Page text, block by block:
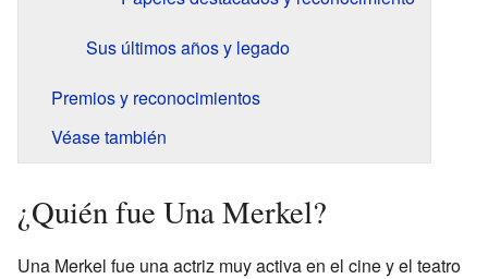
Sus últimos años y legado
Premios y reconocimientos
Véase también
¿Quién fue Una Merkel?
Una Merkel fue una actriz muy activa en el cine y el teatro